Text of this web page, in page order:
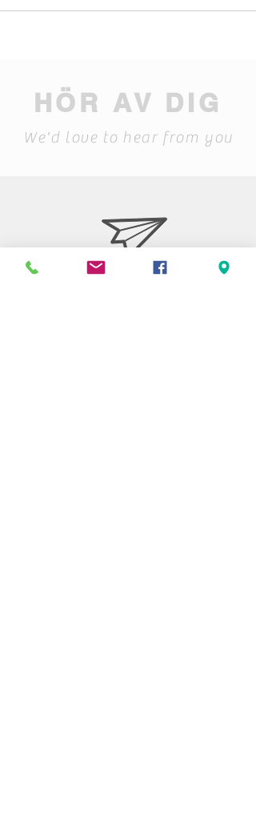
HÖR AV DIG
We'd love to hear from you